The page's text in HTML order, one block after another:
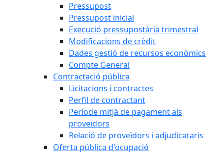
Pressupost
Pressupost inicial
Execució pressupostària trimestral
Modificacions de crèdit
Dades gestió de recursos econòmics
Compte General
Contractació pública
Licitacions i contractes
Perfil de contractant
Període mitjà de pagament als
proveïdors
Relació de proveïdors i adjudicataris
Oferta pública d'ocupació